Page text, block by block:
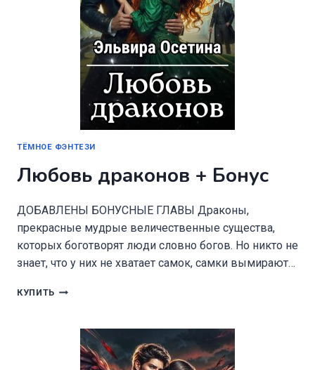
ТЁМНОЕ ФЭНТЕЗИ
Любовь драконов + Бонус
ДОБАВЛЕНЫ БОНУСНЫЕ ГЛАВЫ Драконы,
прекрасные мудрые величественные существа,
которых боготворят люди словно богов. Но никто не
знает, что у них не хватает самок, самки вымирают…
КУПИТЬ ЛЮБОВЬ
БОНУС